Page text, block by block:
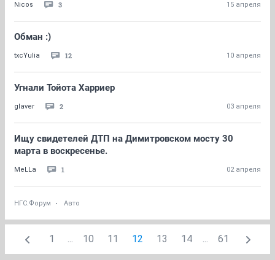
Nicos 3 15 апреля
Обман :)
txcYulia 12 10 апреля
Угнали Тойота Харриер
glaver 2 03 апреля
Ищу свидетелей ДТП на Димитровском мосту 30
марта в воскресенье.
MeLLa 1 02 апреля
НГС.Форум Авто
1 ... 10 11 12 13 14 ... 61